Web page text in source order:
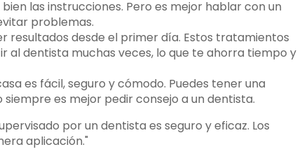
las instrucciones. Pero es mejor hablar con un
problemas.
resultados desde el primer día. Estos tratamientos
al dentista muchas veces, lo que te ahorra tiempo y
es fácil, seguro y cómodo. Puedes tener una
es mejor pedir consejo a un dentista.
por un dentista es seguro y eficaz. Los
aplicación."